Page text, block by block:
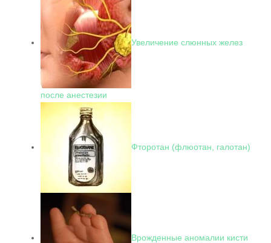
Увеличение слюнных желез
после анестезии
Фторотан (флюотан, галотан)
Врожденные аномалии кисти